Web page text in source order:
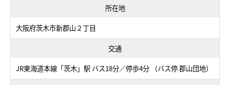
所在地
大阪府茨木市新郡山２丁目
交通
JR東海道本線「茨木」駅 バス18分／停歩4分 （バス停 郡山団地）